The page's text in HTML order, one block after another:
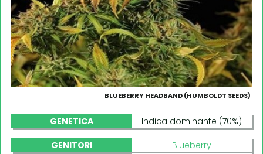
BLUEBERRY HEADBAND (HUMBOLDT SEEDS)
GENETICA Indica dominante (70%)
GENITORI
Blueberry